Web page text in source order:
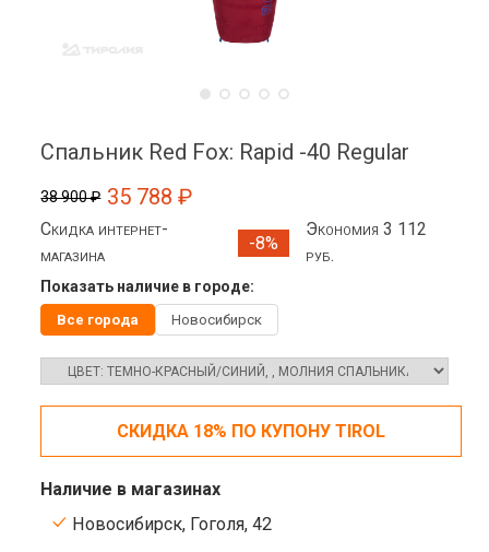
Спальник Red Fox: Rapid -40 Regular
38 900 ₽ 35 788 ₽
Скидка интернет-
магазина
-8%
Экономия 3 112
руб.
Показать наличие в городе:
Все города Новосибирск
СКИДКА 18% ПО КУПОНУ TIROL
Наличие в магазинах
Новосибирск, Гоголя, 42